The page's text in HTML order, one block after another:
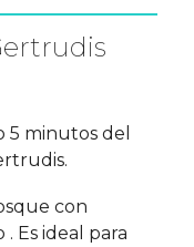
5 minutos del
con
Es ideal para